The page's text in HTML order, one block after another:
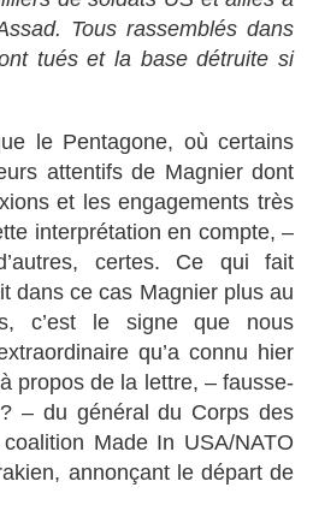
Tous rassemblés dans
tués et la base détruite si
le Pentagone, où certains
attentifs de Magnier dont
et les engagements très
interprétation en compte, –
certes. Ce qui fait
dans ce cas Magnier plus au
c’est le signe que nous
qu’a connu hier
propos de la lettre, – fausse-
– du général du Corps des
Made In USA/NATO
annonçant le départ de